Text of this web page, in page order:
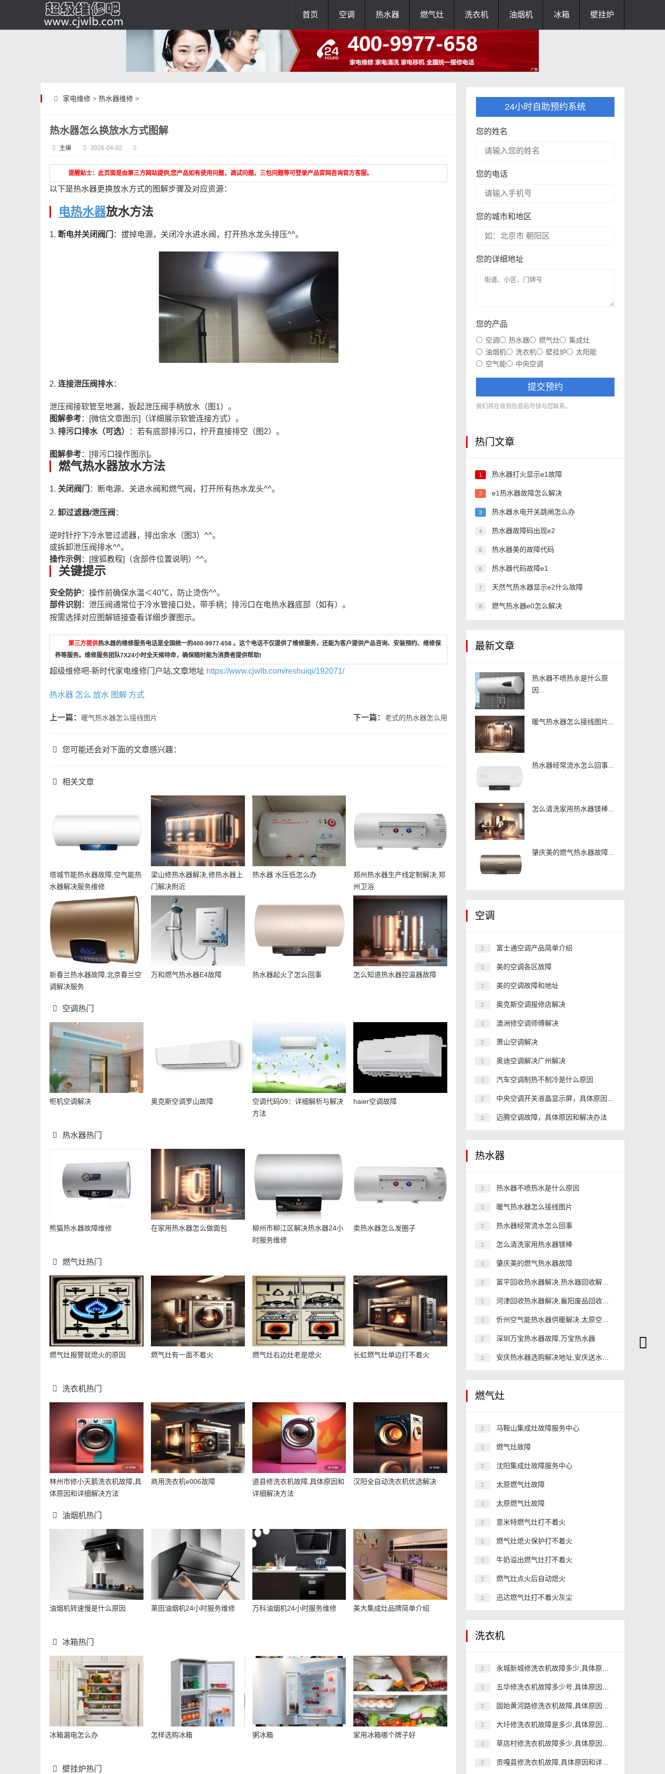
首页 空调 热水器 燃气灶 洗衣机 油烟机 冰箱 壁挂炉
家电维修> 热水器维修>
热水器怎么换放水方式图解
主编 2026-04-02
提醒贴士：此页面是由第三方网站提供,您产品如有使用问题，调试问题，三包问题等可登录产品官网咨询官方客服。
以下是热水器更换放水方式的图解步骤及对应资源：
电热水器放水方法
1. 断电并关闭阀门 ：拔掉电源，关闭冷水进水阀，打开热水龙头排压^^。
2. 连接泄压阀排水：
泄压阀接软管至地漏，扳起泄压阀手柄放水（图1）。
图解参考：[微信文章图示]（详细展示软管连接方式）。
3. 排污口排水（可选） ：若有底部排污口，拧开直接排空（图2）。
图解参考：[排污口操作图示]。
燃气热水器放水方法
1. 关闭阀门 ：断电源、关进水阀和燃气阀，打开所有热水龙头^^。
2. 卸过滤器/泄压阀 ：
逆时针拧下冷水管过滤器，排出余水（图3）^^。
或拆卸泄压阀排水^^。
操作示例 ：[搜狐教程]（含部件位置说明）^^。
关键提示
安全防护：操作前确保水温＜40℃，防止烫伤^^。
部件识别 ：泄压阀通常位于冷水管接口处，带手柄；排污口在电热水器底部（如有）。
按需选择对应图解链接查看详细步骤图示。
第三方提供热水器的维修服务电话是全国统一的400-9977-658 。这个电话不仅提供了维修服务，还能为客户提供产品咨询、安装预约、维修保
养等服务。维修服务团队7X24小时全天候待命，确保随时能为消费者提供帮助!
超级维修吧-新时代家电维修门户站,文章地址 https://www.cjwlb.com/reshuiqi/192071/
热水器 怎么 放水 图解 方式
上一篇： 暖气热水器怎么接线图片 下一篇： 老式的热水器怎么用
您可能还会对下面的文章感兴趣：
相关文章
塔城节能热水器故障,空气能热
水器解决服务维修
梁山修热水器解决,修热水器上
门解决附近
热水器 水压低怎么办
郑州热水器生产线定制解决,郑
州卫浴
新春兰热水器故障,北京春兰空
调解决服务
万和燃气热水器E4故障 热水器起火了怎么回事 怎么知道热水器控温器故障
空调热门
柜机空调解决 奥克斯空调罗山故障
空调代码09：详细解析与解决
方法
haier空调故障
热水器热门
熊猫热水器故障维修 在家用热水器怎么做面包
柳州市柳江区解决热水器24小
时服务维修
卖热水器怎么发圈子
燃气灶热门
燃气灶报警就熄火的原因 燃气灶有一面不着火 燃气灶右边灶老是熄火 长虹燃气灶单边打不着火
洗衣机热门
林州市修小天鹅洗衣机故障,具
体原因和详细解决方法
商用洗衣机e006故障
道县修洗衣机故障,具体原因和
详细解决方法
汉阳全自动洗衣机优选解决
油烟机热门
油烟机转速慢是什么原因 莱田油烟机24小时服务维修 万科油烟机24小时服务维修 美大集成灶品牌简单介绍
冰箱热门
冰箱漏电怎么办 怎样选购冰箱 粥冰箱 家用冰箱哪个牌子好
壁挂炉热门
24小时自助预约系统
您的姓名
您的电话
您的城市和地区
您的详细地址
您的产品
空调 热水器 燃气灶
集成灶
油烟机
洗衣机 壁挂炉
太阳能
空气能
中央空调
提交预约
我们将在收到信息后尽快与您联系。
热门文章
1 热水器打火显示e1故障
2 e1热水器故障怎么解决
3 热水器水电开关跳闸怎么办
4 热水器故障码出现e2
5 热水器美的故障代码
6 热水器代码故障e1
7 天然气热水器显示e2什么故障
8 燃气热水器e0怎么解决
最新文章
热水器不喷热水是什么原
因...
暖气热水器怎么接线图片...
热水器经常流水怎么回事...
怎么清洗家用热水器镁棒...
肇庆美的燃气热水器故障...
空调
富士通空调产品简单介绍
美的空调各区故障
美的空调故障和地址
奥克斯空调报修店解决
澳洲修空调师傅解决
萧山空调解决
奥迪空调解决广州解决
汽车空调制热不制冷是什么原因
中央空调开关液晶显示屏，具体原因和解决办法
迈腾空调故障，具体原因和解决办法
热水器
热水器不喷热水是什么原因
暖气热水器怎么接线图片
热水器经常流水怎么回事
怎么清洗家用热水器镁棒
肇庆美的燃气热水器故障
富平回收热水器解决,热水器回收解决号码
河津回收热水器解决,襄阳废品回收公司
忻州空气能热水器供暖解决,太原空气能取暖设备
深圳万宝热水器故障,万宝热水器
安庆热水器选购解决地址,安庆送水解决 桶装水
燃气灶
马鞍山集成灶故障服务中心
燃气灶故障
沈阳集成灶故障服务中心
太原燃气灶故障
太原燃气灶故障
意米特燃气灶打不着火
燃气灶熄火保护打不着火
牛奶溢出燃气灶打不着火
燃气灶点火后自动熄火
迅达燃气灶打不着火灰尘
洗衣机
永城新城修洗衣机故障多少,具体原因和详细解决方法
五华修洗衣机故障多少号,具体原因和详细解决方法
固始黄河路修洗衣机故障,具体原因和详细解决方法
大圩修洗衣机故障是多少,具体原因和详细解决方法
草店村修洗衣机故障多少,具体原因和详细解决方法
贡嘎县修洗衣机故障,具体原因和详细解决方法